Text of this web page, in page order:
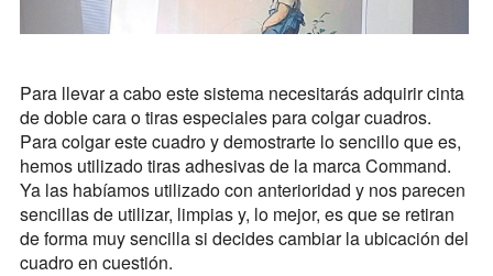
Para llevar a cabo este sistema necesitarás adquirir cinta
de doble cara o tiras especiales para colgar cuadros.
Para colgar este cuadro y demostrarte lo sencillo que es,
hemos utilizado tiras adhesivas de la marca Command.
Ya las habíamos utilizado con anterioridad y nos parecen
sencillas de utilizar, limpias y, lo mejor, es que se retiran
de forma muy sencilla si decides cambiar la ubicación del
cuadro en cuestión.